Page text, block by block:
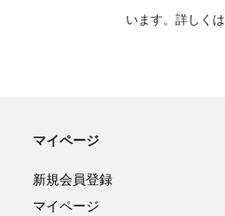
います。詳しくは
マイページ
新規会員登録
マイページ